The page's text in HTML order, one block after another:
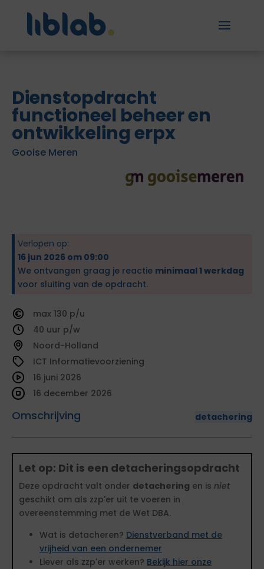
Dienstopdracht
functioneel beheer en
ontwikkeling erpx
Gooise Meren
Verlopen op:
16 jun 2026 om 09:00
We ontvangen graag je reactie minimaal 1 werkdag
voor sluiting van de opdracht.
130
40
Noord-Holland
ICT Informatievoorziening
Omschrijving detachering
16 juni 2026
16 december 2026
Let op: Dit is een detacheringsopdracht
Deze opdracht valt onder detachering en is niet
geschikt om als zzp'er uit te voeren in
overeenstemming met de Wet DBA.
Wat is detacheren? Dienstverband met de
vrijheid van een ondernemer
Liever als zzp'er werken? Bekijk hier onze